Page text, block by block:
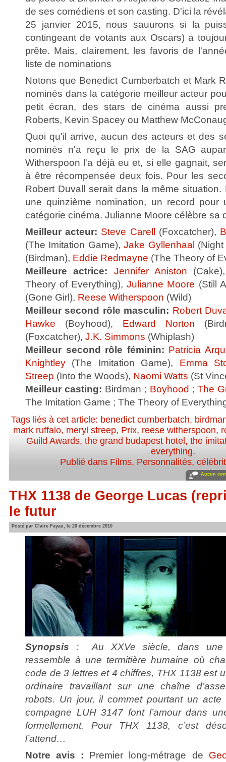
de ses comédiens et son casting. D'ici la
25 janvier 2015, nous sauurons si la
contingeant de votants aux Oscars) a
prête. Mais, clairement, les favoris de
liste de nominations
Notons que Benedict Cumberbatch et Mark
nominés dans la catégorie meilleur acteur
petit écran, des stars de cinéma aussi
Roberts, Kevin Spacey ou Matthew
Quoi qu'il arrive, aucun des acteurs et des
nominés n'a reçu le prix de la SAG
Witherspoon l'a déjà eu et, si elle gagnait,
à être récompensée deux fois. Pour les
Robert Duvall serait dans la même situation.
une quinzième nomination, un record pour
catégorie cinéma. Julianne Moore célèbre sa
Meilleur acteur: Steve Carell (Foxcatcher),
(The Imitation Game),Jake Gyllenhaal
(Birdman), Eddie Redmayne (The Theory of
Meilleure actrice:
Jennifer Aniston
Theory of Everything),Julianne Moore (Still
(Gone Girl), Reese Witherspoon (Wild)
Meilleur second rôle masculin: Robert
Hawke (Boyhood), Edward Norton
(Foxcatcher), J.K. Simmons (Whiplash)
Meilleur second rôle féminin: Patricia
Knightley (The Imitation Game), Emma
Streep (Into the Woods), Naomi Watts (St
Meilleur casting: Birdman ; Boyhood ;The
The Imitation Game ; The Theory of
Tags liés à cet article: benedict cumberbatch,
mark ruffalo, meryl streep, Prix, reese witherspoon,
Guild Awards, the grand budapest hotel , the
everything.
Publié dans Films, Personnalités,
Aucun
THX 1138 de George Lucas
le futur
Posté par Claire Fayau, le 20 décembre 2010
Synopsis : Au XXVe siècle, dans une
ressemble à une termitière humaine où
code de 3 lettres et 4 chiffres, THX 1138 est
ordinaire travaillant sur une chaîne
robots. Un jour, il commet pourtant un
compagne LUH 3147 font l’amour dans
formellement. Pour THX 1138, c’est
l’attend…
Notre avis : Premier long-métrage de